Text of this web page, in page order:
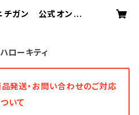
チガン 公式オンラ
ハローキティ
品発送・お問い合わせのご対応
いて